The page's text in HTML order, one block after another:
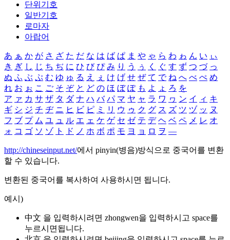
단위기호
일반기호
로마자
아랍어
あ ぁ か が さ ざ た だ な は ば ぱ ま や ゃ ら わ ゎ ん い ぃ
き ぎ し じ ち ぢ に ひ び ぴ み り う ぅ く ぐ す ず つ づ っ
ぬ ふ ぶ ぷ む ゆ ゅ る え ぇ け げ せ ぜ て で ね へ べ ぺ め
れ お ぉ こ ご そ ぞ と ど の ほ ぼ ぽ も よ ょ ろ を
ア ァ カ サ ザ タ ダ ナ ハ バ パ マ ヤ ャ ラ ワ ヮ ン イ ィ キ
ギ シ ジ チ ヂ ニ ヒ ビ ピ ミ リ ウ ゥ ク グ ス ズ ツ ヅ ッ ヌ
フ ブ プ ム ユ ュ ル エ ェ ケ ゲ セ ゼ テ デ ヘ ベ ペ メ レ オ
ォ コ ゴ ソ ゾ ト ド ノ ホ ボ ポ モ ヨ ョ ロ ヲ ―
http://chineseinput.net/에서 pinyin(병음)방식으로 중국어를 변환
할 수 있습니다.
변환된 중국어를 복사하여 사용하시면 됩니다.
예시)
中文 을 입력하시려면 zhongwen을 입력하시고 space를
누르시면됩니다.